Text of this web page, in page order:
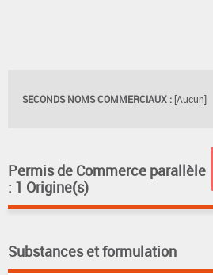
SECONDS NOMS COMMERCIAUX : [Aucun]
Permis de Commerce parallèle
: 1 Origine(s)
Substances et formulation